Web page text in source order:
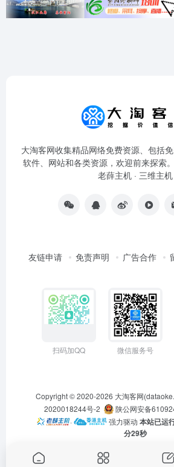
大淘客网收集精品网络免费资源、包括免
软件、网站和各类资源，欢迎前来探索
老薛主机 · 三维主机
友链申请 免责声明 广告合作
扫码加QQ 微信服务号
Copyright © 2020-2026 大淘客网
2020018244号-2
陕公网安备
·
强力驱动 本站已运
分29秒